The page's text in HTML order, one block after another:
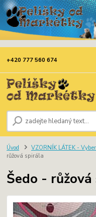
+420 777 560 674
Úvod VZORNÍK LÁTEK -
růžová spirála
Šedo -